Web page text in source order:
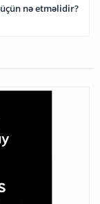
nə etməlidir?